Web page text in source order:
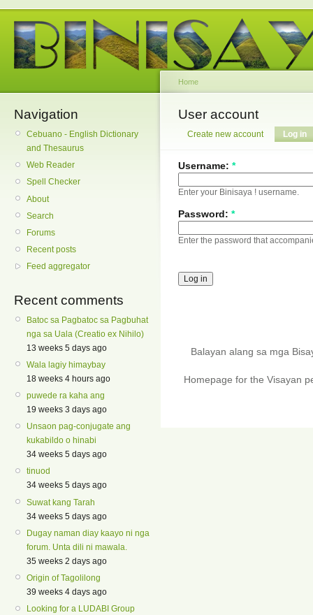
Navigation
Cebuano - English Dictionary
and Thesaurus
Web Reader
Spell Checker
About
Search
Forums
Recent posts
Feed aggregator
Recent comments
Batoc sa Pagbatoc sa Pagbuhat
nga sa Uala (Creatio ex Nihilo)
13 weeks 5 days ago
Wala lagiy himaybay
18 weeks 4 hours ago
puwede ra kaha ang
19 weeks 3 days ago
Unsaon pag-conjugate ang
kukabildo o hinabi
34 weeks 5 days ago
tinuod
34 weeks 5 days ago
Suwat kang Tarah
34 weeks 5 days ago
Dugay naman diay kaayo ni nga
forum. Unta dili ni mawala.
35 weeks 2 days ago
Origin of Tagolilong
39 weeks 4 days ago
Looking for a LUDABI Group
Home
User account
Create new account Log in
Username: *
Enter your Binisaya ! username.
Password: *
Enter the password that
Balayan alang sa mga
Homepage for the Visayan